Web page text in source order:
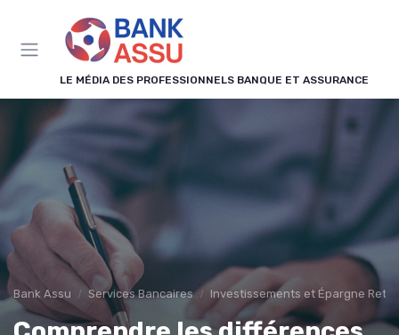
LE MÉDIA DES PROFESSIONNELS BANQUE ET ASSURANCE
Bank Assu Services Bancaires Investissements et Épargne